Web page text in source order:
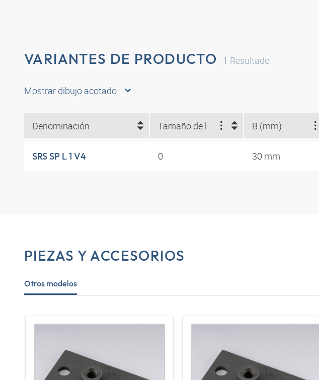
VARIANTES DE PRODUCTO 1 Resultado
Mostrar dibujo acotado
Denominación Tamaño de las abrazaderas B (mm)
SRS SP L 1 V4 0 30 mm
PIEZAS Y ACCESORIOS
Otros modelos